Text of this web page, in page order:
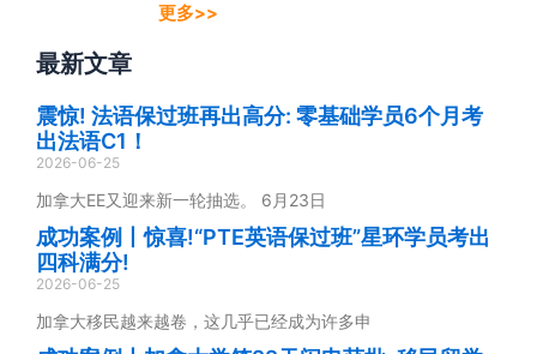
更多>>
最新文章
震惊! 法语保过班再出高分: 零基础学员6个月考
出法语C1！
2026-06-25
加拿大EE又迎来新一轮抽选。 6月23日
成功案例丨惊喜!“PTE英语保过班”星环学员考出
四科满分!
2026-06-25
加拿大移民越来越卷，这几乎已经成为许多申